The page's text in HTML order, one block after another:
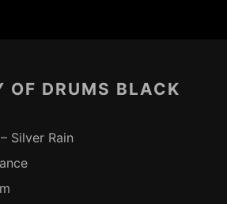
OF DRUMS BLACK
Silver Rain